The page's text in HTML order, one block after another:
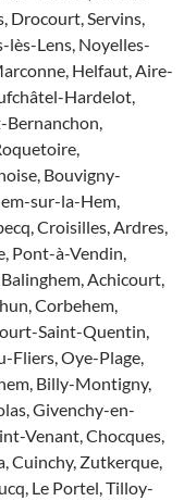
Drocourt, Servins,
lès-Lens, Noyelles-
Helfaut, Aire-
Hardelot,
Bernanchon,
Bouvigny-
sur-la-Hem,
Croisilles, Ardres,
Pont-à-Vendin,
Achicourt,
Corbehem,
Saint-Quentin,
Fliers, Oye-Plage,
Billy-Montigny,
Givenchy-en-
Venant, Chocques,
Cuinchy, Zutkerque,
Le Portel, Tilloy-